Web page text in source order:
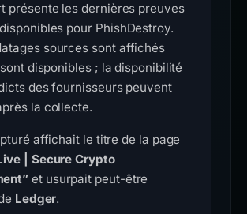
présente les dernières preuves
pour PhishDestroy.
sources sont affichés
disponibles ; la disponibilité
des fournisseurs peuvent
la collecte.
affichait le titre de la page
| Secure Crypto
et usurpait peut-être
Ledger.